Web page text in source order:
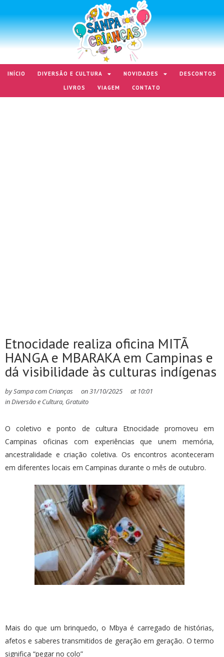
INÍCIO DIVERSÃO E CULTURA NOVIDADES
DESCONTOS
LIVROS
VIAGEM CONTATO
Etnocidade realiza oficina MITÃ
HANGA e MBARAKA em Campinas e
dá visibilidade às culturas indígenas
bySampa com Crianças on31/10/2025 at 10:01
inDiversão e Cultura, Gratuito
O coletivo e ponto de cultura Etnocidade promoveu em
Campinas oficinas com experiências que unem memória,
ancestralidade e criação coletiva. Os encontros aconteceram
em diferentes locais em Campinas durante o mês de outubro.
Mais do que um brinquedo, o Mbya é carregado de histórias,
afetos e saberes transmitidos de geração em geração. O termo
significa “pegar no colo”